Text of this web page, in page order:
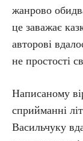
жанрово
це заважає
авторові
не простості
Написаному
сприйманні
Васильчуку